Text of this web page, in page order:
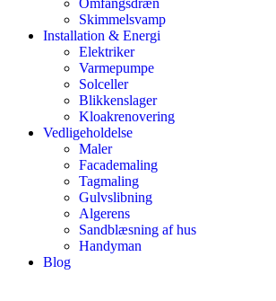
Omfangsdræn
Skimmelsvamp
Installation & Energi
Elektriker
Varmepumpe
Solceller
Blikkenslager
Kloakrenovering
Vedligeholdelse
Maler
Facademaling
Tagmaling
Gulvslibning
Algerens
Sandblæsning af hus
Handyman
Blog